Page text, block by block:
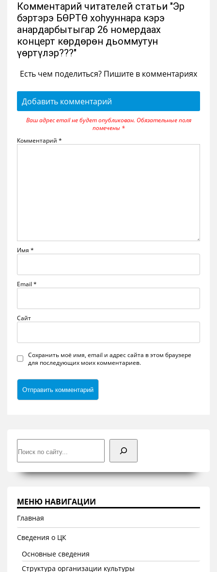
Комментарий читателей статьи "Эр
бэртэрэ БӨРТӨ хоһууннара кэрэ
анардарбытыгар 26 номердаах
концерт көрдөрөн дьоммутун
үөртүлэр???"
Есть чем поделиться? Пишите в комментариях
Добавить комментарий
Ваш адрес email не будет опубликован. Обязательные поля
помечены *
Комментарий *
Имя *
Email *
Сайт
Сохранить моё имя, email и адрес сайта в этом браузере
для последующих моих комментариев.
МЕНЮ НАВИГАЦИИ
Главная
Сведения о ЦК
Основные сведения
Структура организации культуры